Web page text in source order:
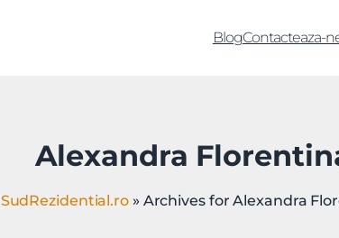
BlogContacteaza-
Alexandra
SudRezidential.ro» Archives for Alexandra